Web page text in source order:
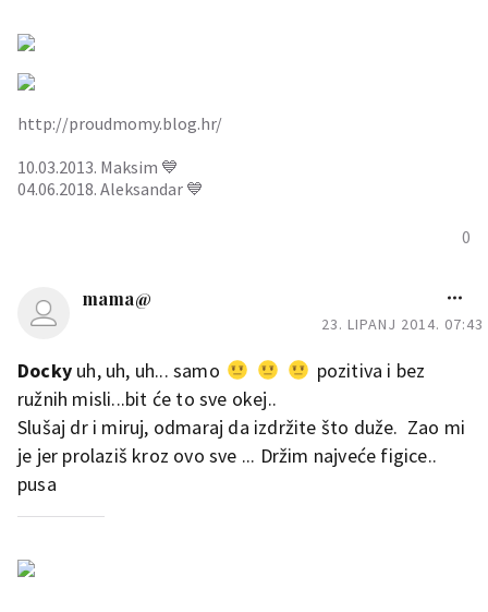
0
http://proudmomy.blog.hr/
10.03.2013. Maksim 💙
04.06.2018. Aleksandar 💙
mama@
23. LIPANJ 2014. 07:43
Docky uh, uh, uh... samo
pozitiva i bez
ružnih misli...bit će to sve okej..
Slušaj dr i miruj, odmaraj da izdržite što duže. Zao mi
je jer prolaziš kroz ovo sve ... Držim najveće figice..
pusa